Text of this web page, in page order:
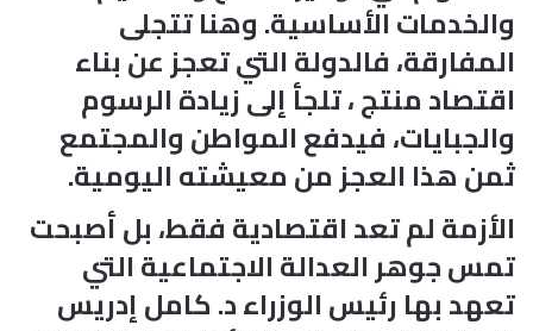
والخدمات الأساسية. وهنا تتجلى
المفارقة، فالدولة التي تعجز عن بناء
اقتصاد منتج ، تلجأ إلى زيادة الرسوم
والجبايات، فيدفع المواطن والمجتمع
ثمن هذا العجز من معيشته اليومية.
الأزمة لم تعد اقتصادية فقط، بل أصبحت
تمس جوهر العدالة الاجتماعية التي
تعهد بها رئيس الوزراء د. كامل إدريس